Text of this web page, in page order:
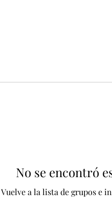
No se encontró
Vuelve a la lista de grupos e